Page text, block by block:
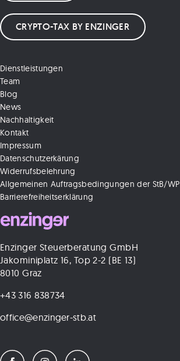
Enzinger Steuerberatung GmbH
Jakominiplatz 16, Top 2-2 (BE 13)
8010 Graz
+43 316 838734
office@enzinger-stb.at
Dienstleistungen
Team
Blog
News
Nachhaltigkeit
Kontakt
Impressum
Datenschutzerkärung
Widerrufsbelehrung
Allgemeinen Auftragsbedingungen der StB/WP
Barrierefreiheitserklärung
CRYPTO-TAX BY ENZINGER